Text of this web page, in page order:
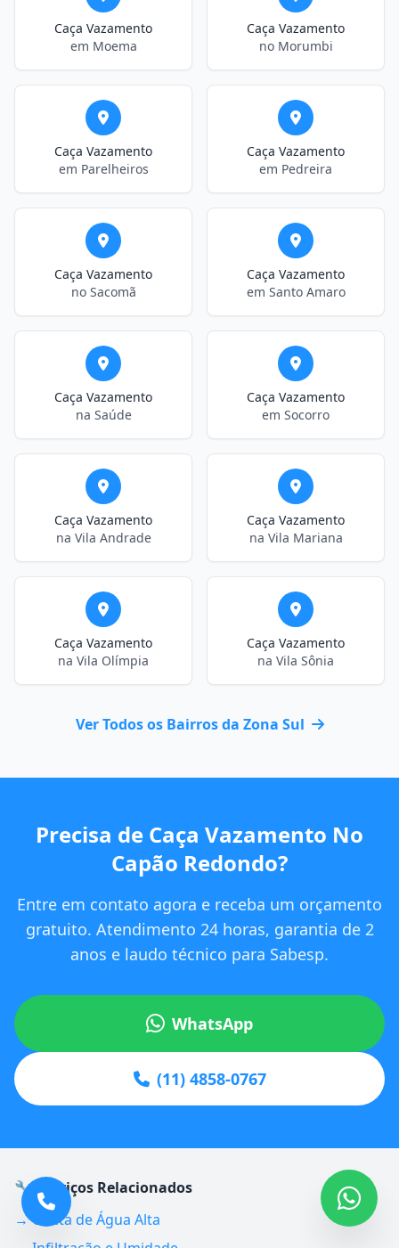
Caça Vazamento
em Moema
Caça Vazamento
no Morumbi
Caça Vazamento
em Parelheiros
Caça Vazamento
em Pedreira
Caça Vazamento
no Sacomã
Caça Vazamento
em Santo Amaro
Caça Vazamento
na Saúde
Caça Vazamento
em Socorro
Caça Vazamento
na Vila Andrade
Caça Vazamento
na Vila Mariana
Caça Vazamento
na Vila Olímpia
Caça Vazamento
na Vila Sônia
Ver Todos os Bairros da Zona Sul
Precisa de Caça Vazamento No
Capão Redondo?
Entre em contato agora e receba um orçamento
gratuito. Atendimento 24 horas, garantia de 2
anos e laudo técnico para Sabesp.
WhatsApp
(11) 4858-0767
🔧 Serviços Relacionados
→ Conta de Água Alta